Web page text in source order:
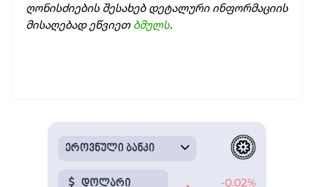
ღონისძიების შესახებ დეტალური ინფორმაციის
მისაღებად ეწვიეთ ბმულს.